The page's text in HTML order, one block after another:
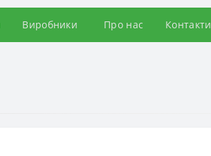
Виробники Про нас Контакти